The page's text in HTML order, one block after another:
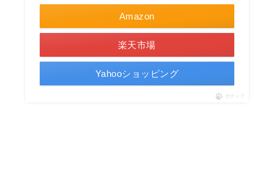
Amazon
楽天市場
Yahooショッピング
ポチップ